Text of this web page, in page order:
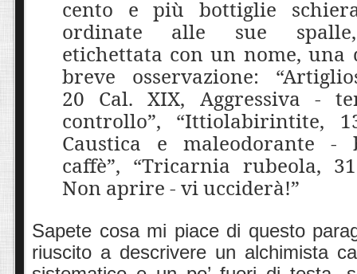
cento e più bottiglie
ordinate alle sue
etichettata con un nome, una
breve osservazione:
20 Cal. XIX, Aggressiva -
controllo”, “Ittiolabirintite,
Caustica e maleodorante -
caffè”, “Tricarnia rubeola,
Non aprire - vi ucciderà!”
Sapete cosa mi piace di questo
riuscito a descrivere un alchimista